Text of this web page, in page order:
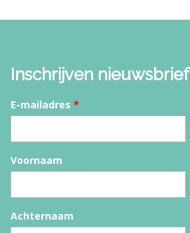
Inschrijven nieuwsbrief
E-mailadres *
Voornaam
Achternaam